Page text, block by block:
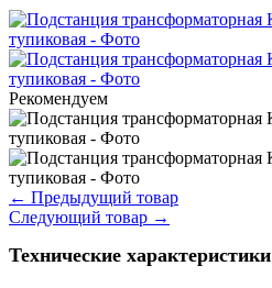
Рекомендуем
← Предыдущий товар
Следующий товар →
Технические характеристики